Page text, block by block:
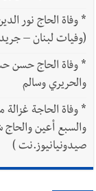
*
(وفيات لبنان –
*
والحريري وسالم
*
والسبع أعين
صيدونيانيوز.نت )